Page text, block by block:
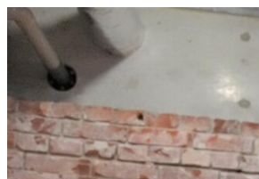
メ
コ
ン
テ
ン